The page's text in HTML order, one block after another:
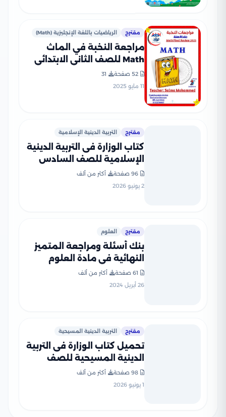
مقترح الرياضيات باللغة الإنجليزية (Math)
مراجعة النخبة في الماث
Math للصف الثاني الابتدائي
الترم الثاني PDF بالاجابات
52 صفحة
31
11 مايو 2025
مقترح التربية الدينية الإسلامية
كتاب الوزارة فى التربية الدينية
الإسلامية للصف السادس
بصيغة PDF
96 صفحة
أكثر من ألف
2 يونيو 2026
مقترح العلوم
بنك أسئلة ومراجعة المتميز
النهائية في مادة العلوم
للصف السادس الابتدائي الترم
الثاني مع الإجابات النموذجية
61 صفحة
أكثر من ألف
26 أبريل 2024
مقترح التربية الدينية المسيحية
تحميل كتاب الوزارة فى التربية
الدينية المسيحية للصف
السادس الابتدائى الترم الثانى
2026 بصيغة PDF
98 صفحة
أكثر من ألف
1 يونيو 2026